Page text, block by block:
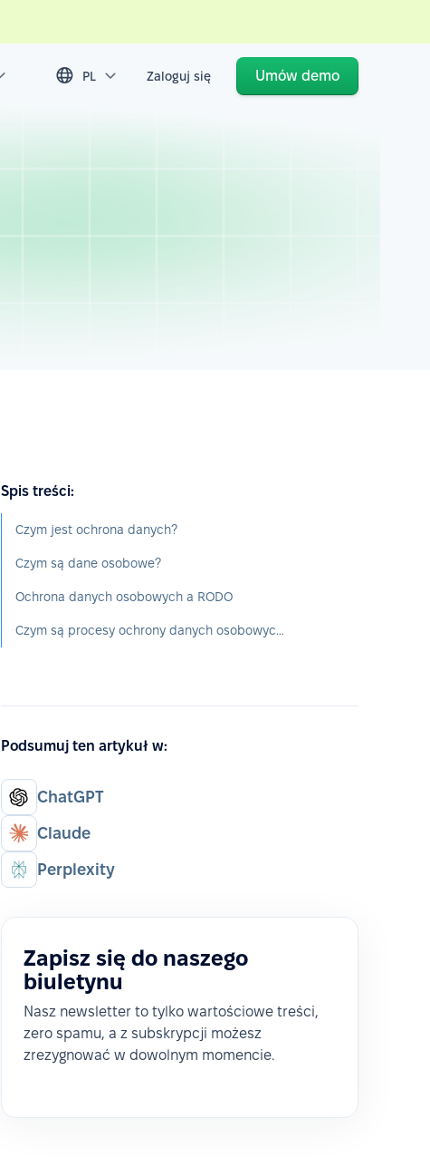
PL Zaloguj się Umów demo
Spis treści:
Czym jest ochrona danych?
Czym są dane osobowe?
Ochrona danych osobowych a RODO
Czym są procesy ochrony danych osobowych (i nie tylko) w firmie?
Podsumuj ten artykuł w:
ChatGPT
Claude
Perplexity
Zapisz się do naszego
biuletynu
Nasz newsletter to tylko wartościowe treści,
zero spamu, a z subskrypcji możesz
zrezygnować w dowolnym momencie.